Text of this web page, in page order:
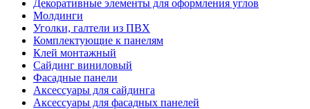
Декоративные элементы для оформления углов
Молдинги
Уголки, галтели из ПВХ
Комплектующие к панелям
Клей монтажный
Сайдинг виниловый
Фасадные панели
Аксессуары для сайдинга
Аксессуары для фасадных панелей